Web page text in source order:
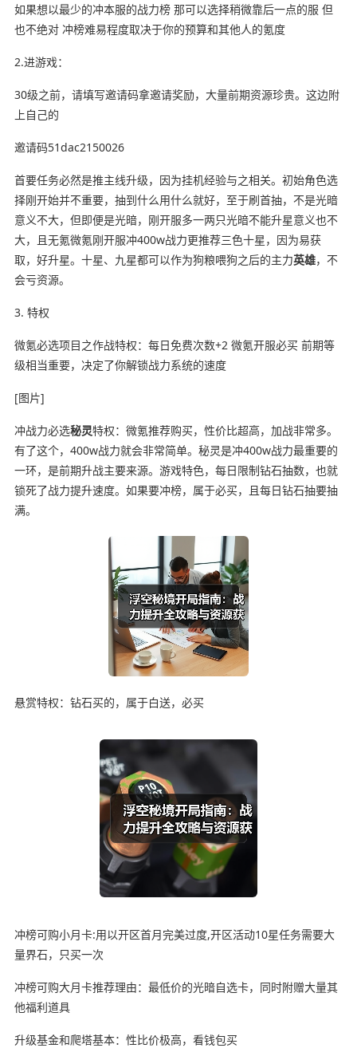
如果想以最少的冲本服的战力榜 那可以选择稍微靠后一点的服 但
也不绝对 冲榜难易程度取决于你的预算和其他人的氪度
2.进游戏：
30级之前，请填写邀请码拿邀请奖励，大量前期资源珍贵。这边附
上自己的
邀请码51dac2150026
首要任务必然是推主线升级，因为挂机经验与之相关。初始角色选
择刚开始并不重要，抽到什么用什么就好，至于刷首抽，不是光暗
意义不大，但即便是光暗，刚开服多一两只光暗不能升星意义也不
大，且无氪微氪刚开服冲400w战力更推荐三色十星，因为易获
取，好升星。十星、九星都可以作为狗粮喂狗之后的主力英雄，不
会亏资源。
3. 特权
微氪必选项目之作战特权：每日免费次数+2 微氪开服必买 前期等
级相当重要，决定了你解锁战力系统的速度
[图片]
冲战力必选秘灵特权：微氪推荐购买，性价比超高，加战非常多。
有了这个，400w战力就会非常简单。秘灵是冲400w战力最重要的
一环，是前期升战主要来源。游戏特色，每日限制钻石抽数，也就
锁死了战力提升速度。如果要冲榜，属于必买，且每日钻石抽要抽
满。
悬赏特权：钻石买的，属于白送，必买
冲榜可购小月卡:用以开区首月完美过度,开区活动10星任务需要大
量界石，只买一次
冲榜可购大月卡推荐理由：最低价的光暗自选卡，同时附赠大量其
他福利道具
升级基金和爬塔基本：性比价极高，看钱包买